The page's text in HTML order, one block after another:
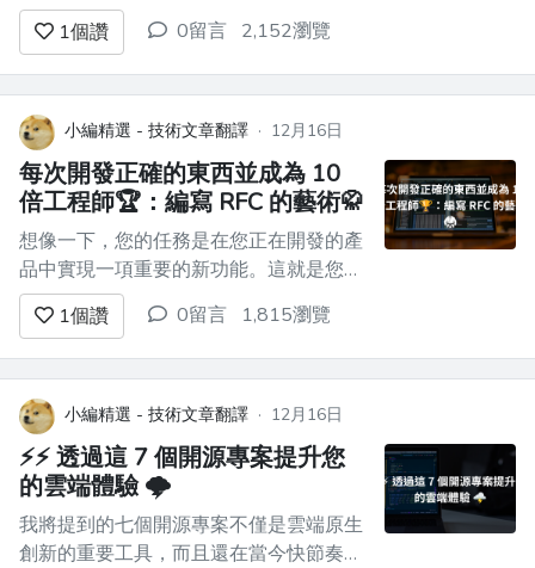
建立這些雄心壯志，我為科技愛好者量身
定制了廣泛的願望清單。此清單不僅概述
了各種目標，還包括「靈感」、「如
何」、「年份」、「狀態」和「紀念品」
等附加欄，為您的技術之旅提供全面的路
線圖。 ## 清單中有什麼？ 該清單涵蓋...
1個讚 0留言 2,152瀏覽
小編精選 - 技術文章翻譯 · 12月16日
每次開發正確的東西並成為 10
倍工程師🏆：編寫 RFC 的藝術🥋
想像一下，您的任務是在您正在開發的產
品中實現一項重要的新功能。這就是您一
直在等待的機會 - 每個人都會看到您是多
麼出色的 10 倍開發人員！你打開一個你
想要嘗試的最酷的新庫和設計模式的列
表，然後直接進入它，完整的“地下室”模
式。一週後，你勝利地出現並提出了你完
美的拉取請求！ **但是，團隊中的...
1個讚 0留言 1,815瀏覽
小編精選 - 技術文章翻譯 · 12月16日
⚡⚡ 透過這 7 個開源專案提升您
的雲端體驗 🌩️
我將提到的七個開源專案不僅是雲端原生
創新的重要工具，而且還在當今快節奏的